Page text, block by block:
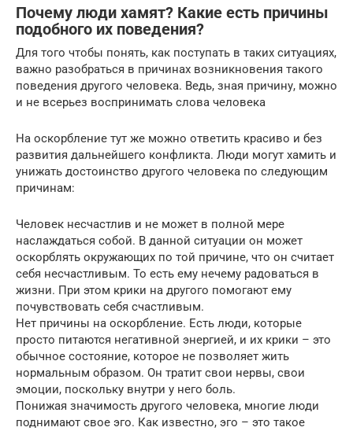
Почему люди хамят? Какие есть причины
подобного их поведения?
Для того чтобы понять, как поступать в таких ситуациях,
важно разобраться в причинах возникновения такого
поведения другого человека. Ведь, зная причину, можно
и не всерьез воспринимать слова человека
На оскорбление тут же можно ответить красиво и без
развития дальнейшего конфликта. Люди могут хамить и
унижать достоинство другого человека по следующим
причинам:
Человек несчастлив и не может в полной мере
наслаждаться собой. В данной ситуации он может
оскорблять окружающих по той причине, что он считает
себя несчастливым. То есть ему нечему радоваться в
жизни. При этом крики на другого помогают ему
почувствовать себя счастливым.
Нет причины на оскорбление. Есть люди, которые
просто питаются негативной энергией, и их крики – это
обычное состояние, которое не позволяет жить
нормальным образом. Он тратит свои нервы, свои
эмоции, поскольку внутри у него боль.
Понижая значимость другого человека, многие люди
поднимают свое эго. Как известно, эго – это такое